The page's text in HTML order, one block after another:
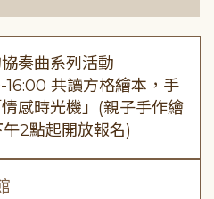
協奏曲系列活動
16:00 共讀方格繪本，手
感時光機」(親子手作繪
午2點起開放報名)